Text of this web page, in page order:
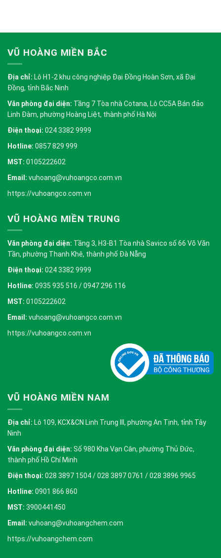
VŨ HOÀNG MIỀN BẮC
Địa chỉ: Lô H1-2 khu công nghiệp Đại Đồng Hoàn Sơn, xã Đại
Đồng, tỉnh Bắc Ninh
Văn phòng đại diện: Tầng 7 Tòa nhà Cotana, Lô CC5A Bán đảo
Linh Đàm, phường Hoàng Liệt, thành phố Hà Nội
Điện thoại: 024 3382 9999
Hotline: 0857 829 999
MST: 0105222602
Email: vuhoang@vuhoangco.com.vn
https://vuhoangco.com.vn
VŨ HOÀNG MIỀN TRUNG
Văn phòng đại diện: Tầng 3, H3-B1 Tòa nhà Savico số 66 Võ Văn
Tần, phường Thanh Khê, thành phố Đà Nẵng
Điện thoại: 024 3382 9999
Hotline: 0935 935 516 / 0947 296 116
MST: 0105222602
Email: vuhoang@vuhoangco.com.vn
https://vuhoangco.com.vn
VŨ HOÀNG MIỀN NAM
Địa chỉ: Lô 109, KCX&CN Linh Trung III, phường An Tịnh, tỉnh Tây
Ninh
Văn phòng đại diện: Số 980 Kha Vạn Cân, phường Thủ Đức,
thành phố Hồ Chí Minh
Điện thoại: 028 3897 1504 / 028 3897 0761 / 028 3896 9965
Hotline: 0901 866 860
MST: 3900441450
Email: vuhoang@vuhoangchem.com
https://vuhoangchem.com